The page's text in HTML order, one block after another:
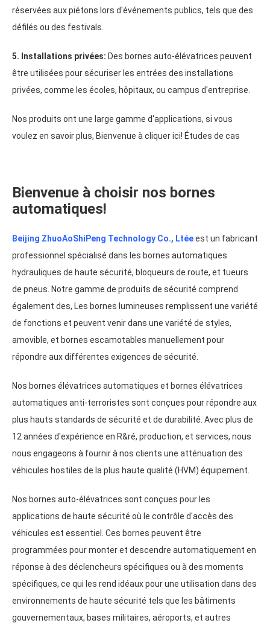
réservées aux piétons lors d'événements publics, tels que des
défilés ou des festivals.
5. Installations privées: Des bornes auto-élévatrices peuvent
être utilisées pour sécuriser les entrées des installations
privées, comme les écoles, hôpitaux, ou campus d'entreprise.
Nos produits ont une large gamme d'applications, si vous
voulez en savoir plus, Bienvenue à cliquer ici! Études de cas
Bienvenue à choisir nos bornes
automatiques!
Beijing ZhuoAoShiPeng Technology Co., Ltéeest un fabricant
professionnel spécialisé dans les bornes automatiques
hydrauliques de haute sécurité, bloqueurs de route, et tueurs
de pneus. Notre gamme de produits de sécurité comprend
également des, Les bornes lumineuses remplissent une variété
de fonctions et peuvent venir dans une variété de styles,
amovible, et bornes escamotables manuellement pour
répondre aux différentes exigences de sécurité.
Nos bornes élévatrices automatiques et bornes élévatrices
automatiques anti-terroristes sont conçues pour répondre aux
plus hauts standards de sécurité et de durabilité. Avec plus de
12 années d'expérience en R&ré, production, et services, nous
nous engageons à fournir à nos clients une atténuation des
véhicules hostiles de la plus haute qualité (HVM) équipement.
Nos bornes auto-élévatrices sont conçues pour les
applications de haute sécurité où le contrôle d'accès des
véhicules est essentiel. Ces bornes peuvent être
programmées pour monter et descendre automatiquement en
réponse à des déclencheurs spécifiques ou à des moments
spécifiques, ce qui les rend idéaux pour une utilisation dans des
environnements de haute sécurité tels que les bâtiments
gouvernementaux, bases militaires, aéroports, et autres